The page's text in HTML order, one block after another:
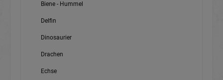
Biene - Hummel
Delfin
Dinosaurier
Drachen
Echse